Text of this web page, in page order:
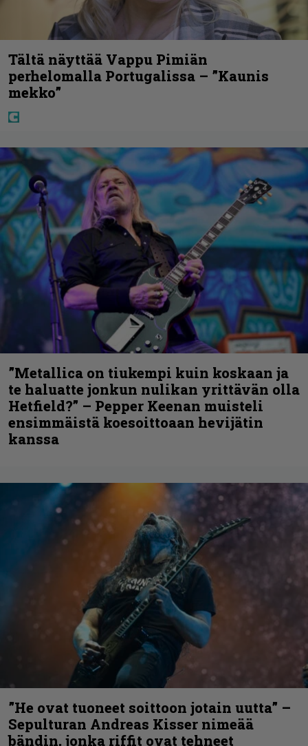
Tältä näyttää Vappu Pimiän
perhelomalla Portugalissa – ”Kaunis
mekko”
”Metallica on tiukempi kuin koskaan ja
te haluatte jonkun nulikan yrittävän olla
Hetfield?” – Pepper Keenan muisteli
ensimmäistä koesoittoaan hevijätin
kanssa
”He ovat tuoneet soittoon jotain uutta” –
Sepulturan Andreas Kisser nimeää
bändin, jonka riffit ovat tehneet